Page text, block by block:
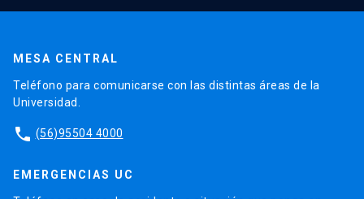
MESA CENTRAL
Teléfono para comunicarse con las distintas áreas de la
Universidad.
phone (56)95504 4000
EMERGENCIAS UC